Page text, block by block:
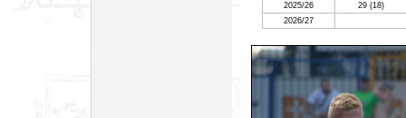
2025/26
29(18)
2026/27